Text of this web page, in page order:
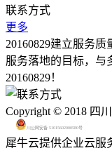
联系方式
更多
20160829建立服务
服务落地的目标，与
20160829！
Copyright © 2018 四
川公网安备 51015602000580号
犀牛云提供企业云服